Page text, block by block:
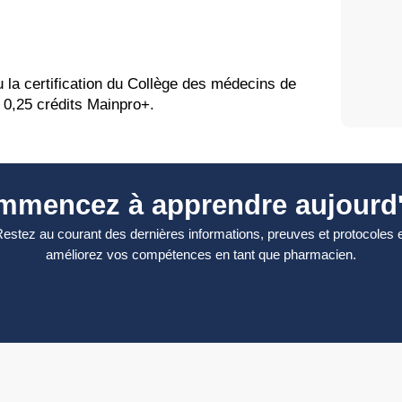
la certification du Collège des médecins de
crédits Mainpro+.
à apprendre
au courant des dernières informations, preuves et protocoles
améliorez vos compétences en tant que pharmacien.